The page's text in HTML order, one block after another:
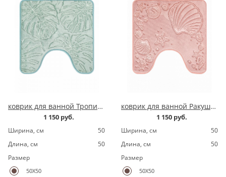
коврик для ванной Тропики зеленый квадрат
1 150 руб.
Ширина, cм
50
Длина, cм
50
Размер
50X50
коврик для ванной Ракушка розовый квадрат
1 150 руб.
Ширина, cм
50
Длина, cм
50
Размер
50X50